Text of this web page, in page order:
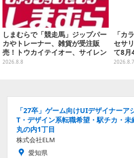
しまむらで「競走馬」ジップパー
カやトレーナー、雑貨が受注販
売！トウカイテイオー、サイレン
ススズカなど名馬をデザイン
2026.8.8
「カ
セサ
て8月
シヴ
2026.8.7
「27卒」ゲーム向けUIデザイナー
T・デザイン系転職希望・駅チカ・
丸の内1丁目
株式会社ELM
愛知県